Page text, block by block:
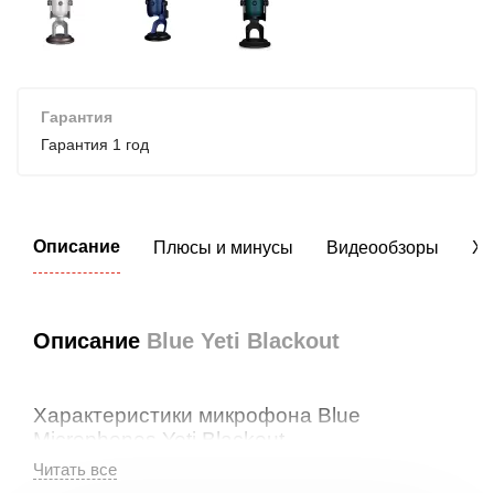
Гарантия
Гарантия 1 год
Описание Плюсы и минусы Видеообзоры
Описание Blue Yeti Blackout
Характеристики микрофона Blue
Microphones Yeti Blackout
Blue Microphones Yeti Blackout – это современный